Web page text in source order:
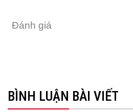
Đánh giá
BÌNH LUẬN BÀI VIẾT